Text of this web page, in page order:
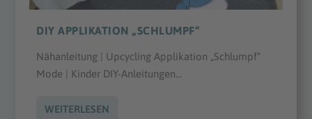
DIY APPLIKATION „SCHLUMPF“
Nähanleitung | Upcycling Applikation „Schlumpf“
Mode | Kinder DIY-Anleitungen...
WEITERLESEN